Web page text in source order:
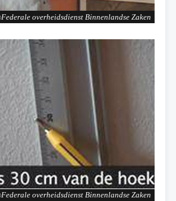
Federale overheidsdienst Binnenlandse Zaken
Federale overheidsdienst Binnenlandse Zaken